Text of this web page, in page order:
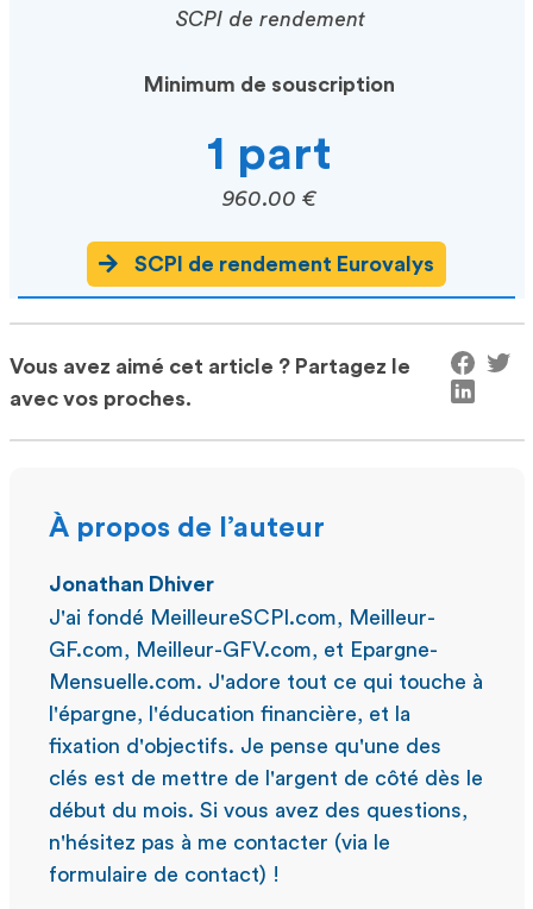
SCPI de rendement
Minimum de souscription
1 part
960.00 €
SCPI de rendement Eurovalys
Vous avez aimé cet article ? Partagez le
avec vos proches.
À propos de l’auteur
Jonathan Dhiver
J'ai fondé MeilleureSCPI.com, Meilleur-
GF.com, Meilleur-GFV.com, et Epargne-
Mensuelle.com. J'adore tout ce qui touche à
l'épargne, l'éducation financière, et la
fixation d'objectifs. Je pense qu'une des
clés est de mettre de l'argent de côté dès le
début du mois. Si vous avez des questions,
n'hésitez pas à me contacter (via le
formulaire de contact) !